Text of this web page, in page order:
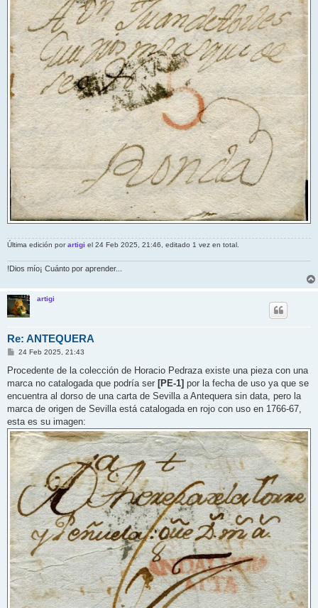
Última edición porartigi el 24 Feb 2025, 21:46, editado 1 vez en total.
!Dios mío¡ Cuánto por aprender...
artigi
Re: ANTEQUERA
M
n
a
j
24 Feb 2025, 21:43
Procedente de la colección de Horacio Pedraza existe una pieza con una
marca no catalogada que podría ser [PE-1] por la fecha de uso ya que se
encuentra al dorso de una carta de Sevilla a Antequera sin data, pero la
marca de origen de Sevilla está catalogada en rojo con uso en 1766-67,
esta es su imagen: